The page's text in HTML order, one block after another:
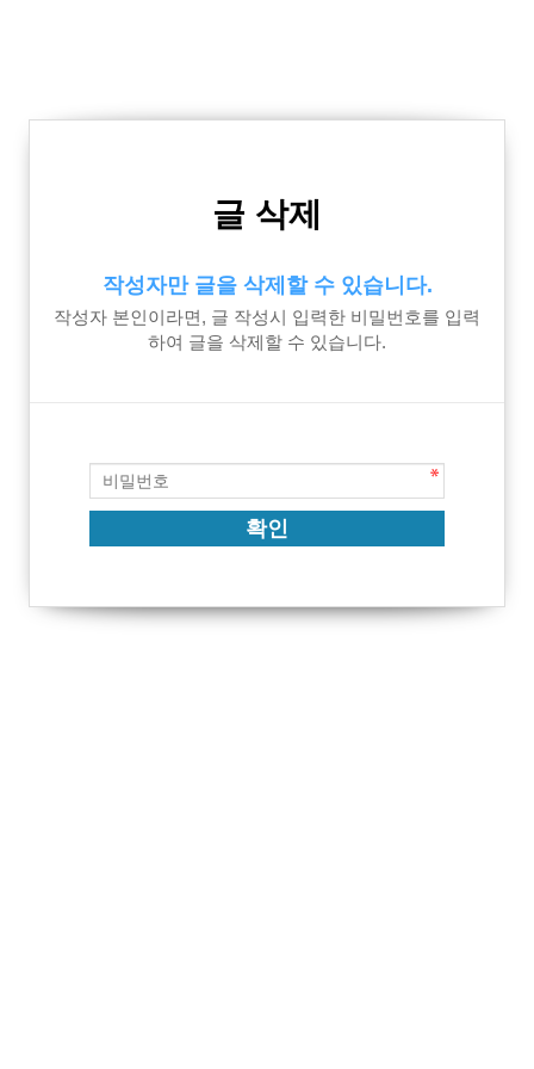
글 삭제
작성자만 글을 삭제할 수 있습니다.
작성자 본인이라면, 글 작성시 입력한 비밀번호를 입력
하여 글을 삭제할 수 있습니다.